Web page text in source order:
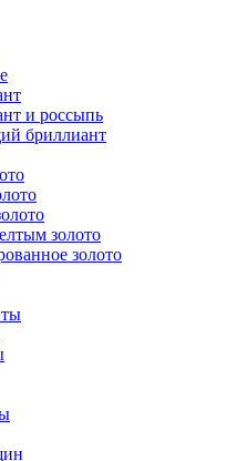
и россыпь
бриллиант
золото
золото